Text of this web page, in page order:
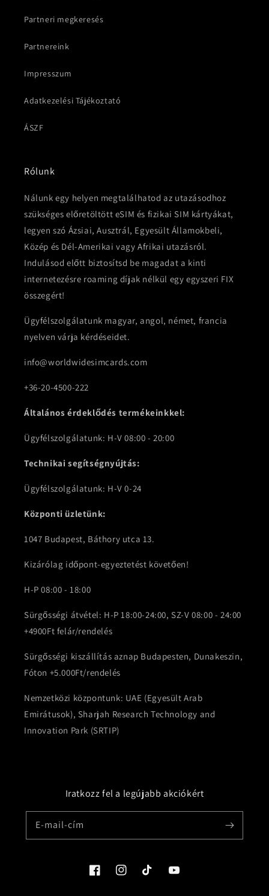
Partneri megkeresés
Partnereink
Impresszum
Adatkezelési Tájékoztató
ÁSZF
Rólunk
Nálunk egy helyen megtalálhatod az utazásodhoz
szükséges előretöltött eSIM és fizikai SIM kártyákat,
legyen szó Ázsiai, Ausztrál, Egyesült Államokbeli,
Közép és Dél-Amerikai vagy Afrikai utazásról.
Indulásod előtt biztosítsd be magadat a kinti
internetezésre roaming díjak nélkül egy egyszeri FIX
összegért!
Ügyfélszolgálatunk magyar, angol, német, francia
nyelven várja kérdéseidet.
info@worldwidesimcards.com
+36-20-4500-222
Általános érdeklődés termékeinkkel:
Ügyfélszolgálatunk: H-V 08:00 - 20:00
Technikai segítségnyújtás:
Ügyfélszolgálatunk: H-V 0-24
Központi üzletünk:
1047 Budapest, Báthory utca 13.
Kizárólag időpont-egyeztetést követően!
H-P 08:00 - 18:00
Sürgősségi átvétel: H-P 18:00-24:00, SZ-V 08:00 - 24:00
+4900Ft felár/rendelés
Sürgősségi kiszállítás aznap Budapesten, Dunakeszin,
Fóton +5.000Ft/rendelés
Nemzetközi központunk: UAE (Egyesült Arab
Emirátusok), Sharjah Research Technology and
Innovation Park (SRTIP)
Iratkozz fel a legújabb akciókért
E-mail-cím
FacebookInstagramTikTok YouTube